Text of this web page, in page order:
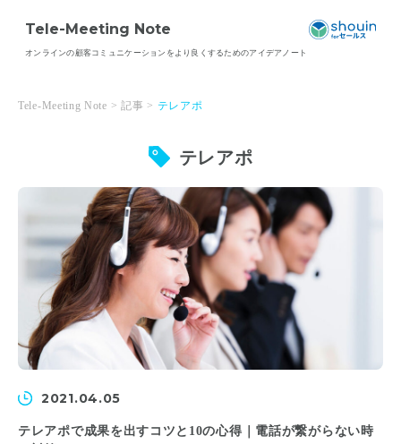
Tele-Meeting Note
オンラインの顧客コミュニケーションを より良くするためのアイデアノート
Tele-Meeting Note >記事 > テレアポ
テレアポ
2021.04.05
テレアポで成果を出すコツと10の心得｜電話が繋がらない時